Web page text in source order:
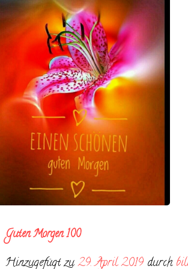
Guten Morgen 100
Hinzugefügt zu29. April 2019 durch